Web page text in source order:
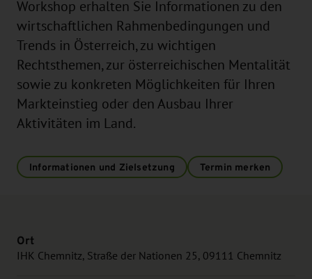
Workshop erhalten Sie Informationen zu den
wirtschaftlichen Rahmenbedingungen und
Trends in Österreich, zu wichtigen
Rechtsthemen, zur österreichischen Mentalität
sowie zu konkreten Möglichkeiten für Ihren
Markteinstieg oder den Ausbau Ihrer
Aktivitäten im Land.
Informationen und Zielsetzung Termin merken
Ort
IHK Chemnitz, Straße der Nationen 25, 09111 Chemnitz